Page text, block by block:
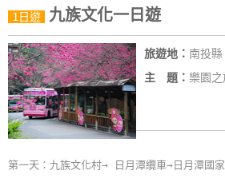
帶
你
玩
玩
樂
圖
1日遊 九族文化一日遊
旅遊地： 南投縣
主 題： 樂園
第一天：九族文化村→ 日月潭纜車→日月潭國